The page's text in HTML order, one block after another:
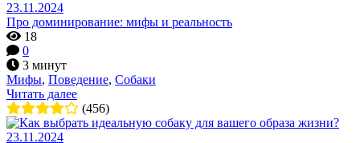
23.11.2024
Про доминирование: мифы и реальность
18
0
3 минут
Мифы, Поведение, Собаки
Читать далее
(456)
23.11.2024